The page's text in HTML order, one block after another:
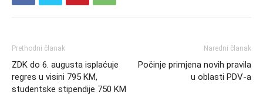
Prethodni članak
ZDK do 6. augusta isplaćuje
regres u visini 795 KM,
studentske stipendije 750 KM
Naredni članak
Počinje primjena novih pravila
u oblasti PDV-a